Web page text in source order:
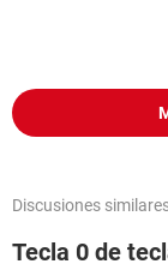
Discusiones
Tecla 0 de